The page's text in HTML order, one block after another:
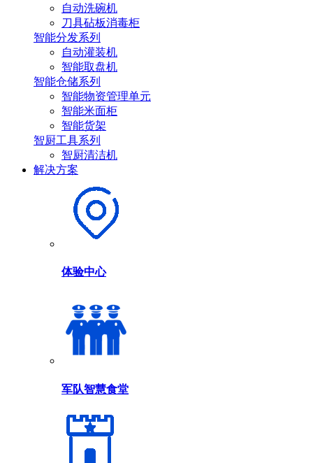
自动洗碗机
刀具砧板消毒柜
智能分发系列
自动灌装机
智能取盘机
智能仓储系列
智能物资管理单元
智能米面柜
智能货架
智厨工具系列
智厨清洁机
解决方案
体验中心
军队智慧食堂